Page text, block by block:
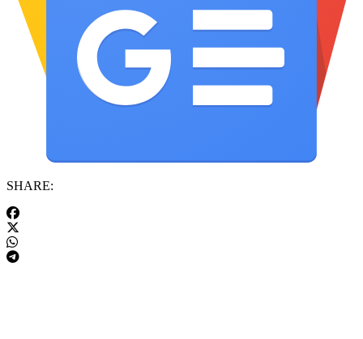
SHARE: